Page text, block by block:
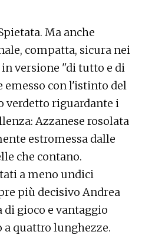
Ma anche
compatta, sicura nei
versione "di tutto e di
con l'istinto del
riguardante i
Azzanese rosolata
estromessa dalle
che contano.
a meno undici
più decisivo Andrea
gioco e vantaggio
quattro lunghezze.